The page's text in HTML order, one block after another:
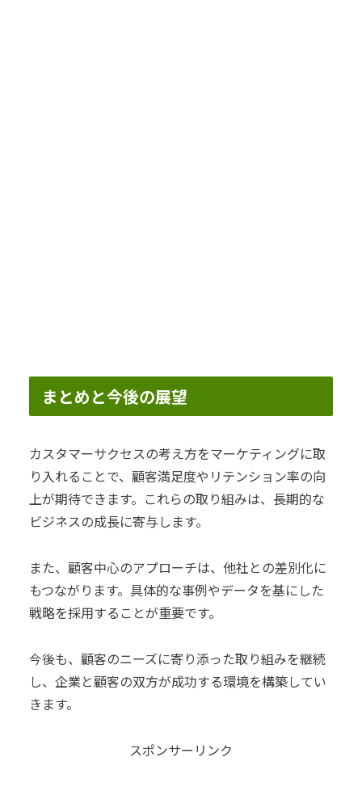
まとめと今後の展望
カスタマーサクセスの考え方をマーケティングに取
り入れることで、顧客満足度やリテンション率の向
上が期待できます。これらの取り組みは、長期的な
ビジネスの成長に寄与します。
また、顧客中心のアプローチは、他社との差別化に
もつながります。具体的な事例やデータを基にした
戦略を採用することが重要です。
今後も、顧客のニーズに寄り添った取り組みを継続
し、企業と顧客の双方が成功する環境を構築してい
きます。
スポンサーリンク